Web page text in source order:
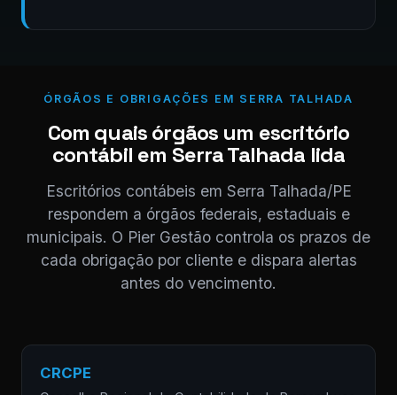
ÓRGÃOS E OBRIGAÇÕES EM SERRA TALHADA
Com quais órgãos um escritório
contábil em Serra Talhada lida
Escritórios contábeis em Serra Talhada/PE
respondem a órgãos federais, estaduais e
municipais. O Pier Gestão controla os prazos de
cada obrigação por cliente e dispara alertas
antes do vencimento.
CRCPE